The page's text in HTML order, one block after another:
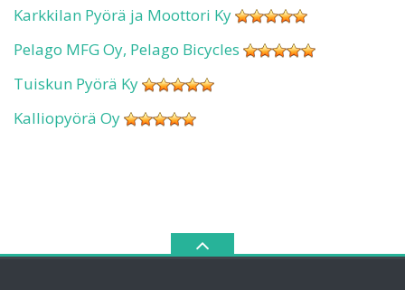
Karkkilan Pyörä ja Moottori Ky
Pelago MFG Oy, Pelago Bicycles
Tuiskun Pyörä Ky
Kalliopyörä Oy